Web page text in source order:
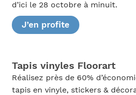
d’ici le 28 octobre à minuit.
J’en profite
Tapis vinyles Floorart
Réalisez près de 60%
tapis en vinyle, stickers &